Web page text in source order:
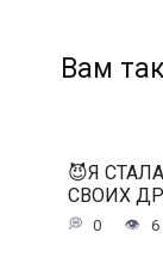
Вам
😈Я
СВОИХ
0 6